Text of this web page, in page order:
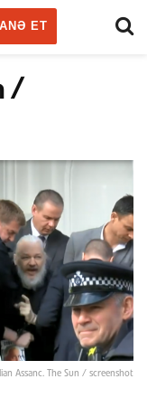
IANƏ ET
/
Assanc. The Sun / screenshot